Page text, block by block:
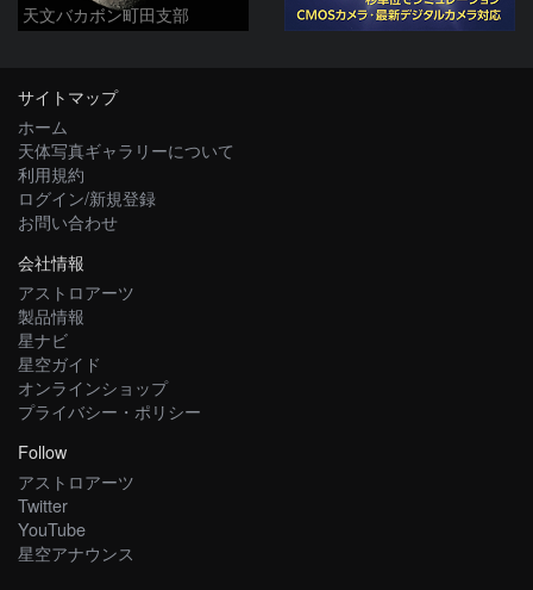
天文バカボン町田支部
サイトマップ
ホーム
天体写真ギャラリーについて
利用規約
ログイン/新規登録
お問い合わせ
会社情報
アストロアーツ
製品情報
星ナビ
星空ガイド
オンラインショップ
プライバシー・ポリシー
Follow
アストロアーツ
Twitter
YouTube
星空アナウンス